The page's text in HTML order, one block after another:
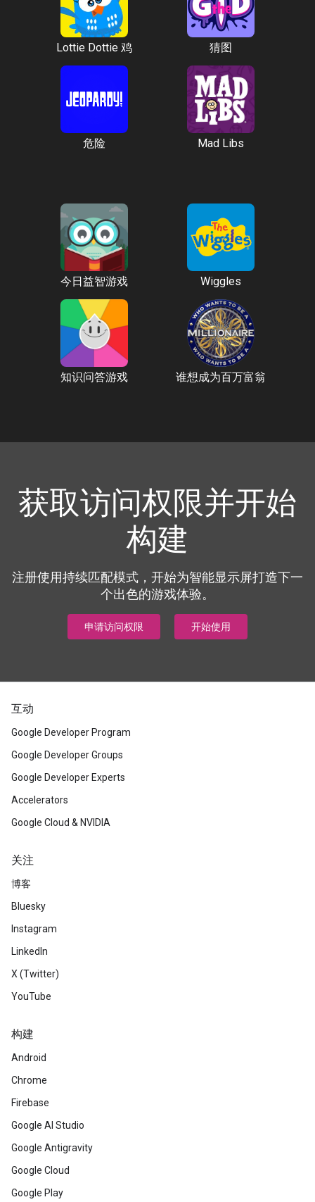
Lottie Dottie 鸡 猜图
危险 Mad Libs
今日益智游戏 Wiggles
知识问答游戏 谁想成为百万富翁
获取访问权限并开始
构建
注册使用持续匹配模式，开始为智能显示屏打造下一
个出色的游戏体验。
申请访问权限 开始使用
互动
Google Developer Program
Google Developer Groups
Google Developer Experts
Accelerators
Google Cloud & NVIDIA
关注
博客
Bluesky
Instagram
LinkedIn
X (Twitter)
YouTube
构建
Android
Chrome
Firebase
Google AI Studio
Google Antigravity
Google Cloud
Google Play